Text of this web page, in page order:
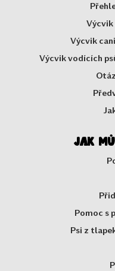
Výcvik
Výcvik
Výcvik vodících
Jak
Pomoc s
Psi z